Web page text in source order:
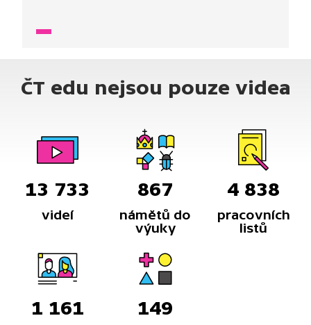
i k pohonu jiných zemědělských strojů, pro svou
nepostradatelný stroj pro všechny. Nejen
zemědělce, ale i pro zapadlé automobilisty.
ČT edu nejsou pouze videa
13 733
videí
867
námětů do
výuky
4 838
pracovních
listů
1 161 149